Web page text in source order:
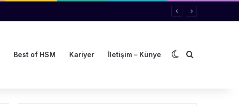
Best of HSM Kariyer İletişim – Künye Dış görünümü
Arama yap